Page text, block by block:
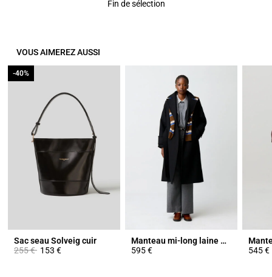
Fin de sélection
VOUS AIMEREZ AUSSI
Sac seau Solveig cuir
Prix réduit à partir de
255 €à
-40%
153 €
-40%
Manteau mi-long laine mélangée
595 €
545 €